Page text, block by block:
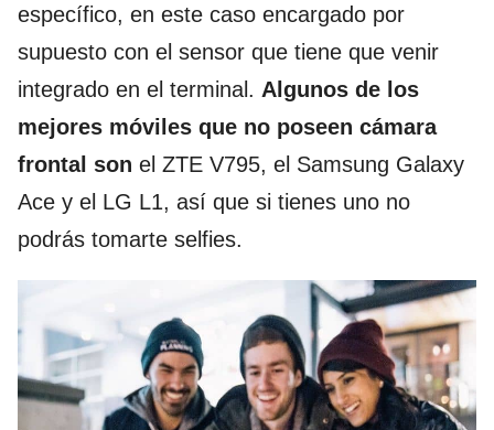
específico, en este caso encargado por
supuesto con el sensor que tiene que venir
integrado en el terminal. Algunos de los
mejores móviles que no poseen cámara
frontal son el ZTE V795, el Samsung Galaxy
Ace y el LG L1, así que si tienes uno no
podrás tomarte selfies.